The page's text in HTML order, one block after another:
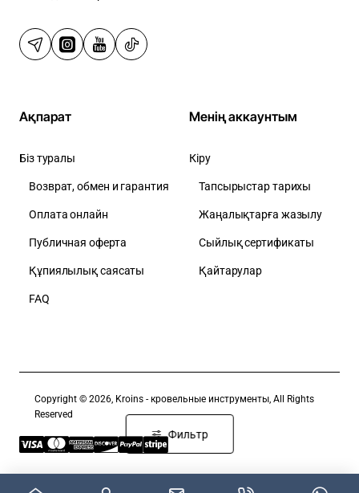
Ақпарат
Біз туралы
Возврат, обмен и гарантия
Оплата онлайн
Публичная оферта
Құпиялылық саясаты
FAQ
Менің аккаунтым
Кіру
Тапсырыстар тарихы
Жаңалықтарға жазылу
Сыйлық сертификаты
Қайтарулар
Copyright © 2026, Kroins - кровельные инструменты, All Rights
Reserved
Фильтр